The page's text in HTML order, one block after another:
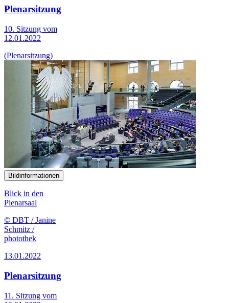
Plenarsitzung
10. Sitzung vom
12.01.2022
(Plenarsitzung)
Bildinformationen
Blick in den
Plenarsaal
© DBT / Janine
Schmitz /
photothek
13.01.2022
Plenarsitzung
11. Sitzung vom